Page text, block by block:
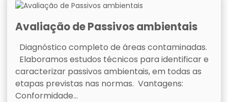
Avaliação de Passivos ambientais
Diagnóstico completo de áreas contaminadas.
Elaboramos estudos técnicos para identificar e
caracterizar passivos ambientais, em todas as
etapas previstas nas normas. Vantagens:
Conformidade...